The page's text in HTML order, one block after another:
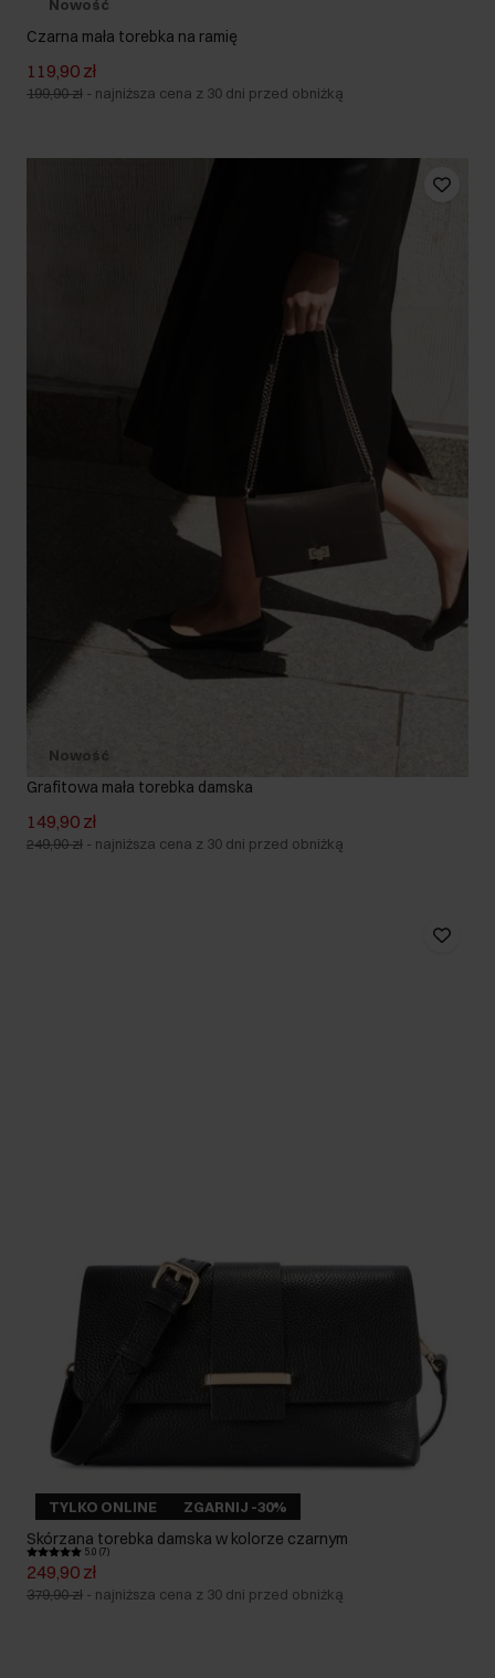
Nowość
Czarna mała torebka na ramię
119,90 zł
199,90 zł - najniższa cena z 30 dni przed obniżką
Nowość
Grafitowa mała torebka damska
149,90 zł
249,90 zł - najniższa cena z 30 dni przed obniżką
TYLKO ONLINE ZGARNIJ -30%
Skórzana torebka damska w kolorze czarnym
5.0 (7)
249,90 zł
379,90 zł - najniższa cena z 30 dni przed obniżką